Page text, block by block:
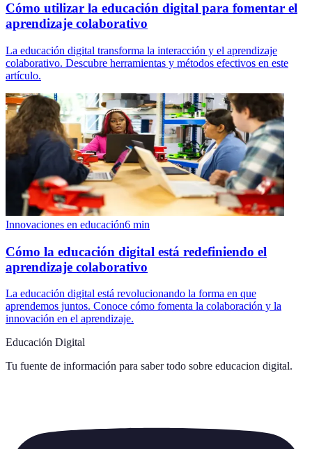
Cómo utilizar la educación digital para fomentar el
aprendizaje colaborativo
La educación digital transforma la interacción y el aprendizaje
colaborativo. Descubre herramientas y métodos efectivos en este
artículo.
Innovaciones en educación6 min
Cómo la educación digital está redefiniendo el
aprendizaje colaborativo
La educación digital está revolucionando la forma en que
aprendemos juntos. Conoce cómo fomenta la colaboración y la
innovación en el aprendizaje.
Educación Digital
Tu fuente de información para saber todo sobre educacion digital.